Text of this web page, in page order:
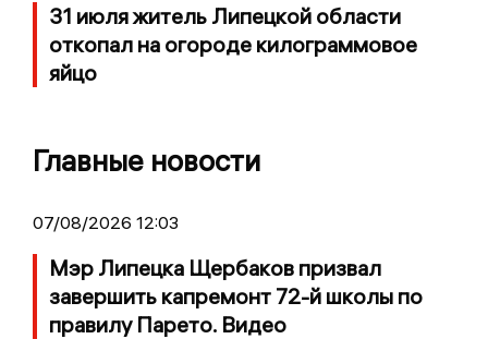
31 июля житель Липецкой области
откопал на огороде килограммовое
яйцо
Главные новости
07/08/2026 12:03
Мэр Липецка Щербаков призвал
завершить капремонт 72-й школы по
правилу Парето. Видео